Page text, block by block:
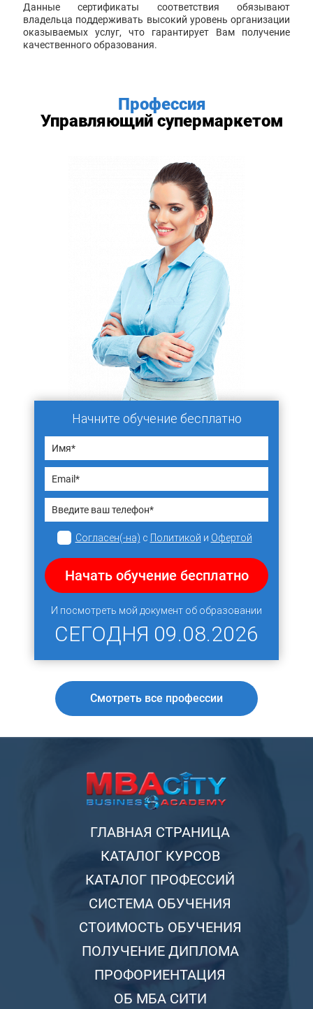
Данные сертификаты соответствия обязывают
владельца поддерживать высокий уровень организации
оказываемых услуг, что гарантирует Вам получение
качественного образования.
Профессия
Управляющий супермаркетом
Начните обучение бесплатно
Согласен(-на) с Политикой и Офертой
Начать обучение бесплатно
И посмотреть мой документ об образовании
СЕГОДНЯ 09.08.2026
Смотреть все профессии
ГЛАВНАЯ СТРАНИЦА
КАТАЛОГ КУРСОВ
КАТАЛОГ ПРОФЕССИЙ
СИСТЕМА ОБУЧЕНИЯ
СТОИМОСТЬ ОБУЧЕНИЯ
ПОЛУЧЕНИЕ ДИПЛОМА
ПРОФОРИЕНТАЦИЯ
ОБ МБА СИТИ